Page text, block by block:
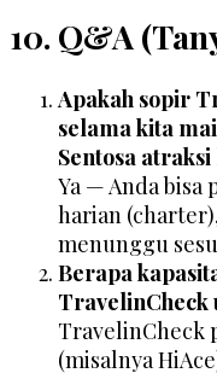
10. Q&A
Apakah sopir
selama kita
Sentosa
Ya — Anda bisa
harian
menunggu
Berapa
TravelinCheck
TravelinCheck
(misalnya